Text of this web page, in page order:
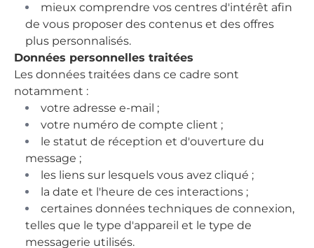
mieux comprendre vos centres d'intérêt afin
de vous proposer des contenus et des offres
plus personnalisés.
Données personnelles traitées
Les données traitées dans ce cadre sont
notamment :
votre adresse e-mail ;
votre numéro de compte client ;
le statut de réception et d'ouverture du
message ;
les liens sur lesquels vous avez cliqué ;
la date et l'heure de ces interactions ;
certaines données techniques de connexion,
telles que le type d'appareil et le type de
messagerie utilisés.